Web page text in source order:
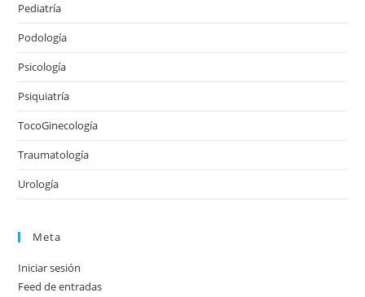
Pediatría
Podología
Psicología
Psiquiatría
TocoGinecología
Traumatología
Urología
Meta
Iniciar sesión
Feed de entradas